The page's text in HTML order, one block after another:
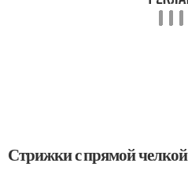
Стрижки с прямой челкой